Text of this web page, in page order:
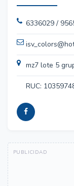
6336029 /
mz7 lote 5
RUC: